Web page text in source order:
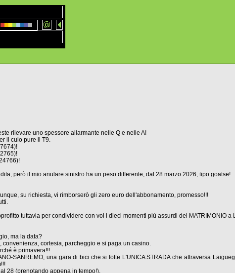
rilevare uno spessore allarmante nelle Q e nelle A!
il culo pure il T9.
però il mio anulare sinistro ha un peso differente, dal 28 marzo 2026, tipo goatse!
su richiesta, vi rimborserò gli zero euro dell'abbonamento, promesso!!!
tuttavia per condividere con voi i dieci momenti più assurdi del MATRIMONIO a
ma la data?
cortesia, parcheggio e si paga un casino.
è primavera!!!
SANREMO, una gara di bici che si fotte L'UNICA STRADA che attraversa
28 (prenotando appena in tempo!).